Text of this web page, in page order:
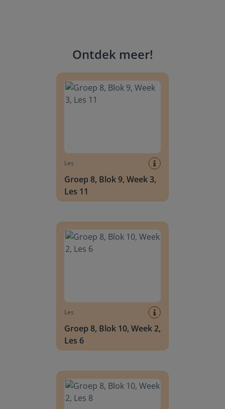
Ontdek meer!
Les
Groep 8, Blok 9, Week 3,
Les 11
Les
Groep 8, Blok 10, Week 2,
Les 6